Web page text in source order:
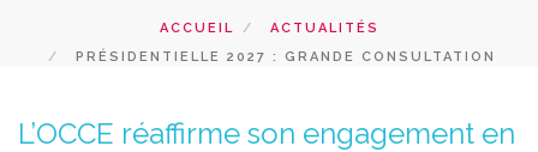
ACCUEIL
ACTUALITÉS
PRÉSIDENTIELLE 2027 : GRANDE CONSULTATION
L’OCCE réaffirme son engagement en